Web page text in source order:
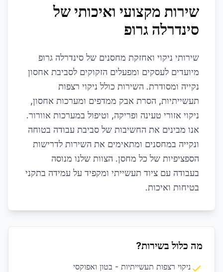
שירות מקצועי ואיכותי של
סינדרלה גרופ
שירותי ניקוי ואחזקת מחסנים של סינדרלה גרופ
מיועדים לעסקים ומפעלים הזקוקים לסביבת אחסון
נקייה ומסודרת. השירות כולל ניקוי רצפות
תעשייתיות, הסרת אבק ממדפים ומערכות אחסון,
ניקוי אזורי טעינה ופריקה, וטיפול במערכות אוורור.
אנו מבינים את החשיבות של סביבת עבודה בטוחה
ונקייה במחסנים ומתאימים את השירות לדרישות
הספציפיות של כל מחסן. הצוות שלנו מנוסה
בעבודה עם ציוד תעשייתי ומקפיד על עמידה בתקני
בטיחות ואיכות.
מה כלול בשירות?
ניקוי רצפות תעשייתיות - בטון ואפוקסי